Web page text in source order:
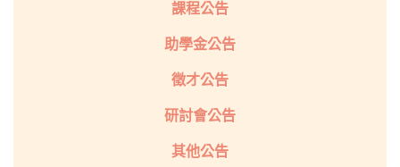
課程公告
助學金公告
徵才公告
研討會公告
其他公告